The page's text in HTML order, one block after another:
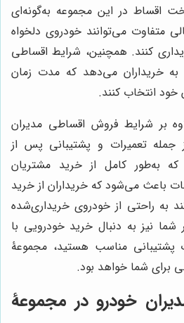
اقساط در این مجموعه به‌گونه‌ای
متفاوت می‌توانند خودروی دلخواه
کنند. همچنین، شرایط اقساطی
به خریداران می‌دهد که مدت زمان
خود انتخاب کنند.
بر شرایط فروش اقساطی مدیران
جمله تعمیرات و پشتیبانی پس از
به‌طور کامل از خرید مشتریان
باعث می‌شود که خریداران از خرید
به راحتی از خودروی خریداری‌شده
شما نیز به دنبال خرید خودرویی با
مناسب هستید، مجموعۀ
برای شما خواهد بود.
خودرو در مجموعۀ